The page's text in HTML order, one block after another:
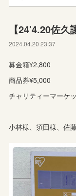
【24'4.20佐久
2024.04.20 23:37
募金箱¥2,800
商品券¥5,000
チャリティーマーケ
小林様、須田様、佐